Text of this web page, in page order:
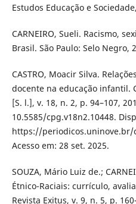
Estudos Educação e
CARNEIRO, Sueli. Racismo,
Brasil. São Paulo: Selo Negro,
CASTRO, Moacir Silva.
docente na educação infantil.
[S. l.], v. 18, n. 2, p. 94–107,
10.5585/cpg.v18n2.10448.
https://
Acesso em: 28 set. 2025.
SOUZA, Mário Luiz de.;
Étnico-Raciais: currículo,
Revista Exitus, v. 9, n. 5, p.